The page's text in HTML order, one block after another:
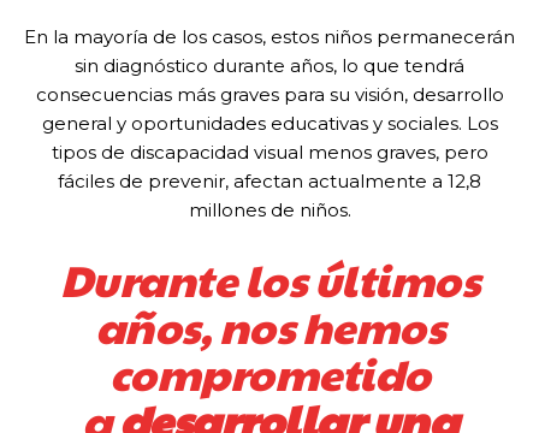
En la mayoría de los casos, estos niños permanecerán
sin diagnóstico durante años, lo que tendrá
consecuencias más graves para su visión, desarrollo
general y oportunidades educativas y sociales. Los
tipos de discapacidad visual menos graves, pero
fáciles de prevenir, afectan actualmente a 12,8
millones de niños.
Durante los últimos
años, nos hemos
comprometido
adesarrollar una